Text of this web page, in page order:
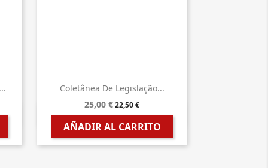
Coletânea De Legislação...
25,00 €22,50 €
AÑADIR AL CARRITO
 Vista rápida